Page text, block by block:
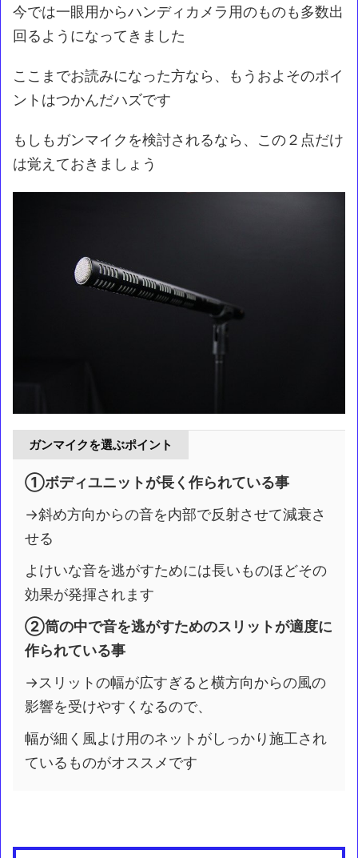
今では一眼用からハンディカメラ用のものも多数出
回るようになってきました
ここまでお読みになった方なら、もうおよそのポイ
ントはつかんだハズです
もしもガンマイクを検討されるなら、この２点だけ
は覚えておきましょう
ガンマイクを選ぶポイント
①ボディユニットが長く作られている事
→斜め方向からの音を内部で反射させて減衰さ
せる
よけいな音を逃がすためには長いものほどその
効果が発揮されます
②筒の中で音を逃がすためのスリットが適度に
作られている事
→スリットの幅が広すぎると横方向からの風の
影響を受けやすくなるので、
幅が細く風よけ用のネットがしっかり施工され
ているものがオススメです